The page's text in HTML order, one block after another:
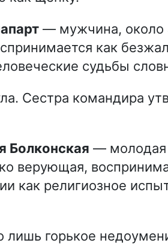
— мужчина, около
как
судьбы
Сестра командира
Болконская — молодая
верующая,
как религиозное
лишь горькое